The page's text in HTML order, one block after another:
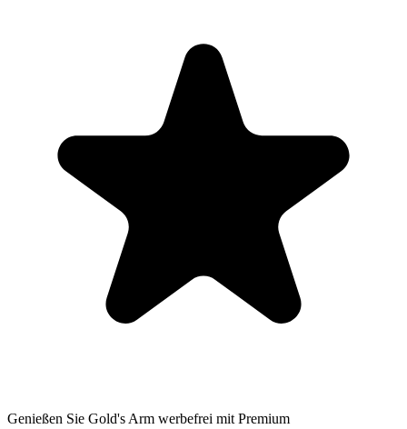
Genießen Sie Gold's Arm werbefrei mit Premium